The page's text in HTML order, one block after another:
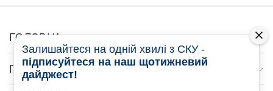
ГОЛОВНА
ПРО НАС
Залишайтеся на одній хвилі з СКУ -
підписуйтеся на наш щотижневий
дайджест!